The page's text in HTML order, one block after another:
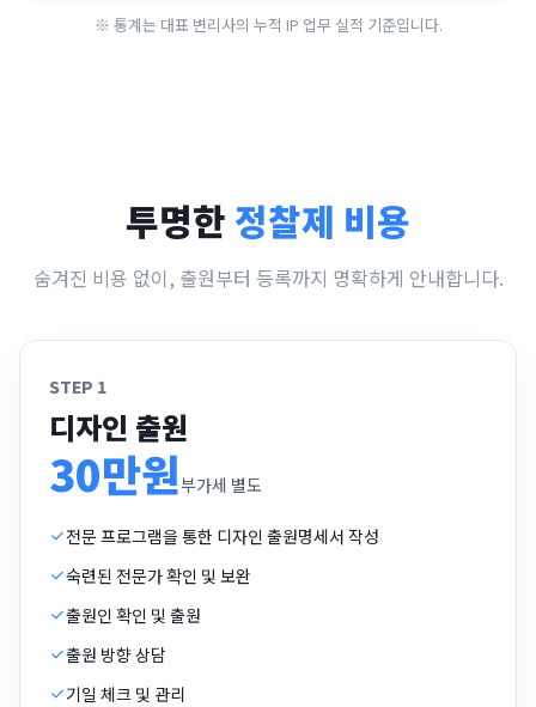
※ 통계는 대표 변리사의 누적 IP 업무 실적 기준입니다.
투명한 정찰제 비용
숨겨진 비용 없이, 출원부터 등록까지 명확하게 안내합니다.
STEP 1
디자인 출원
30만원부가세 별도
전문 프로그램을 통한 디자인 출원명세서 작성
숙련된 전문가 확인 및 보완
출원인 확인 및 출원
출원 방향 상담
기일 체크 및 관리